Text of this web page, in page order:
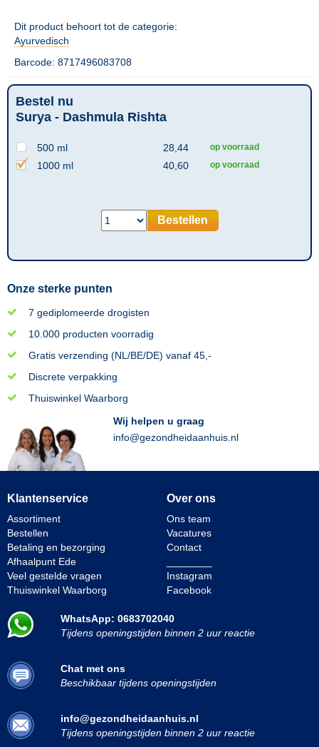
Dit product behoort tot de categorie:
Ayurvedisch
Barcode: 8717496083708
Bestel nu
Surya - Dashmula Rishta
500 ml 28,44 op voorraad
1000 ml 40,60 op voorraad
Bestellen
Onze sterke punten
7 gediplomeerde drogisten
10.000 producten voorradig
Gratis verzending (NL/BE/DE) vanaf 45,-
Discrete verpakking
Thuiswinkel Waarborg
Wij helpen u graag
info@gezondheidaanhuis.nl
Klantenservice
Assortiment
Bestellen
Betaling en bezorging
Afhaalpunt Ede
Veel gestelde vragen
Thuiswinkel Waarborg
Over ons
Ons team
Vacatures
Contact
Instagram
Facebook
WhatsApp: 0683702040
Tijdens openingstijden binnen 2 uur reactie
Chat met ons
Beschikbaar tijdens openingstijden
info@gezondheidaanhuis.nl
Tijdens openingstijden binnen 2 uur reactie